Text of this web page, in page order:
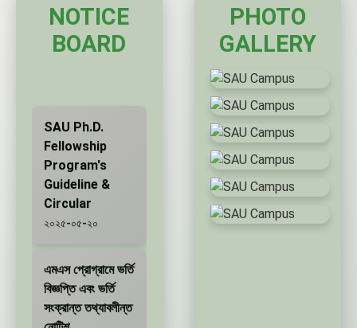
NOTICE
BOARD
SAU Ph.D.
Circular
২০২৫-০৫-২০
এমএস প্রোগ্রামে ভর্তি
বিজ্ঞপ্তি এবং ভর্তি
সংক্রান্ত তথ্যাবলীন্ত
২০২৫-০৫-১৫
পিএইচডি প্রোগ্রামে
PHOTO
GALLERY